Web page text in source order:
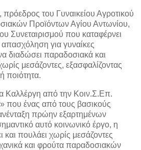
του Γυναικείου Αγροτικού
Προϊόντων Αγίου Αντωνίου,
Συνεταιρισμού που καταφέρνει
για γυναίκες
διαδώσει παραδοσιακά και
μεσάζοντες, εξασφαλίζοντας
ποιότητα.
Καλλέργη από την Κοιν.Σ.Επ.
που ένας από τους βασικούς
πρώην εξαρτημένων
αυτό κοινωνικό έργο, η
πουλάει χωρίς μεσάζοντες
και φρούτα παραδοσιακών